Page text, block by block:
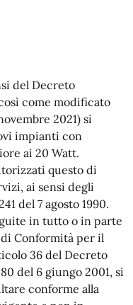
del Decreto
come modificato
2021) si
impianti con
ai 20 Watt.
questo di
ai sensi degli
del 7 agosto 1990.
in tutto o in parte
Conformità per il
36 del Decreto
del 6 giungo 2001, si
conforme alla